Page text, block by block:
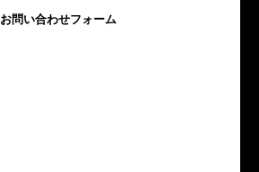
お問い合わせフォーム